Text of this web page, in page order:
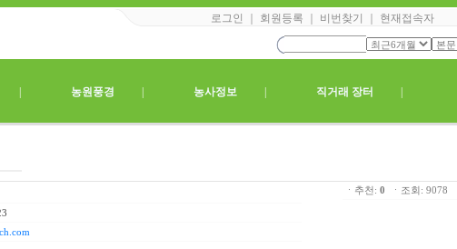
로그인 회원등록 비번찾기 현재접속자
농원풍경 농사정보 직거래 장터
ㆍ추천: 0 ㆍ조회: